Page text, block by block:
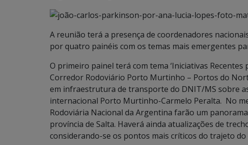
A reunião terá a presença de coordenadores
por quatro painéis com os temas mais emergentes
O primeiro painel terá com tema ‘Iniciativas
Corredor Rodoviário Porto Murtinho – Portos do
em infraestrutura de transporte do DNIT/MS sobre
internacional Porto Murtinho-Carmelo Peralta. No
Rodoviária Nacional da Argentina farão um
província de Salta. Haverá ainda atualizações de
considerando-se os pontos mais críticos do trajeto